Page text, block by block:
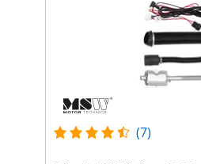
(7)